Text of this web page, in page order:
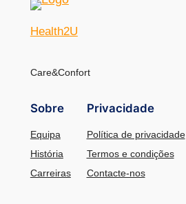
Health2U
Care&Confort
Sobre
Equipa
História
Carreiras
Privacidade
Política de privacidade
Termos e condições
Contacte-nos